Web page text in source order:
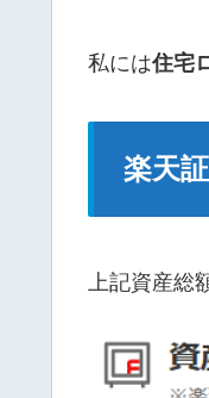
私には住宅
楽天
上記資産総